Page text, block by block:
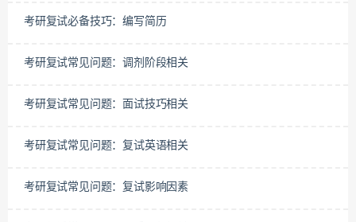
考研复试必备技巧：编写简历
考研复试常见问题：调剂阶段相关
考研复试常见问题：面试技巧相关
考研复试常见问题：复试英语相关
考研复试常见问题：复试影响因素